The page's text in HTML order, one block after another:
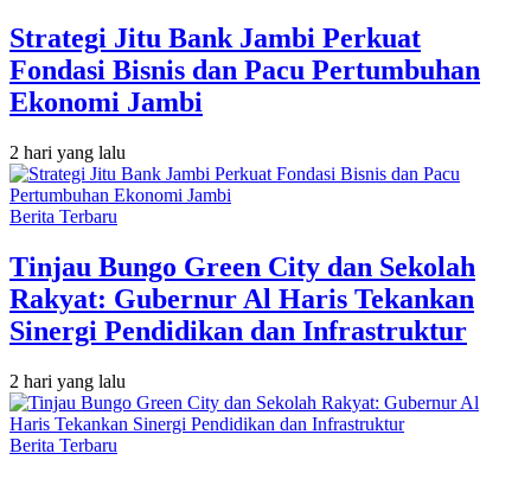
Strategi Jitu Bank Jambi Perkuat
Fondasi Bisnis dan Pacu Pertumbuhan
Ekonomi Jambi
2 hari yang lalu
Berita Terbaru
Tinjau Bungo Green City dan Sekolah
Rakyat: Gubernur Al Haris Tekankan
Sinergi Pendidikan dan Infrastruktur
2 hari yang lalu
Berita Terbaru